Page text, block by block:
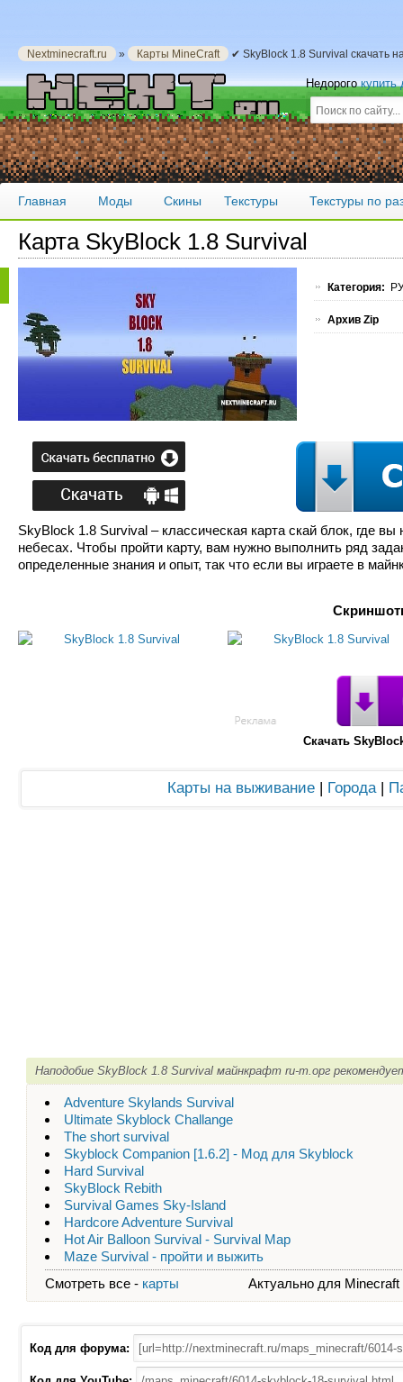
Nextminecraft.ru » Карты MineCraft ✔ SkyBlock 1.8 Survival скачать
Недорогокупить
Главная Моды Скины Текстуры Текстуры по
Карта SkyBlock 1.8 Survival
Категория:
Архив Zip
SkyBlock 1.8 Survival – классическая карта скай блок, где
небесах. Чтобы пройти карту, вам нужно выполнить ряд
определенные знания и опыт, так что если вы играете в
Скачать
Карты на выживание| Города|
Наподобие SkyBlock 1.8 Survival майнкрафт ru-m.орг
Adventure Skylands Survival
Ultimate Skyblock Challange
The short survival
Skyblock Companion [1.6.2] - Мод для Skyblock
Hard Survival
SkyBlock Rebith
Survival Games Sky-Island
Hardcore Adventure Survival
Hot Air Balloon Survival - Survival Map
Maze Survival - пройти и выжить
Смотреть все - карты Актуально для
Код для форума: